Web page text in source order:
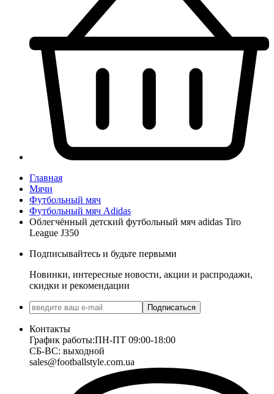
Главная
Мячи
Футбольный мяч
Футбольный мяч Adidas
Облегчённый детский футбольный мяч adidas Tiro
League J350
Подписывайтесь и будьте первыми
Новинки, интересные новости, акции и распродажи,
скидки и рекомендации
Подписаться
Контакты
График работы:ПН-ПТ 09:00-18:00
СБ-ВС: выходной
sales@footballstyle.com.ua